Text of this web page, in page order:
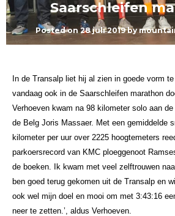
Saarschleifen
Posted on28 juli 2019by
In de Transalp liet hij al zien in goede vorm
vandaag ook in de Saarschleifen marathon
Verhoeven kwam na 98 kilometer solo aan
de Belg Joris Massaer. Met een gemiddelde
kilometer per uur over 2225 hoogtemeters
parkoersrecord van KMC ploeggenoot
de boeken. Ik kwam met veel zelftrouwen
ben goed terug gekomen uit de Transalp en
ook wel mijn doel en mooi om met 3:43:16
neer te zetten.’, aldus Verhoeven.